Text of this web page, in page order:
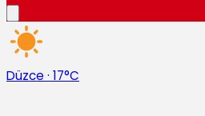
Düzce · 17°C